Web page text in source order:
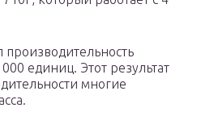
единиц. Этот результат
многие